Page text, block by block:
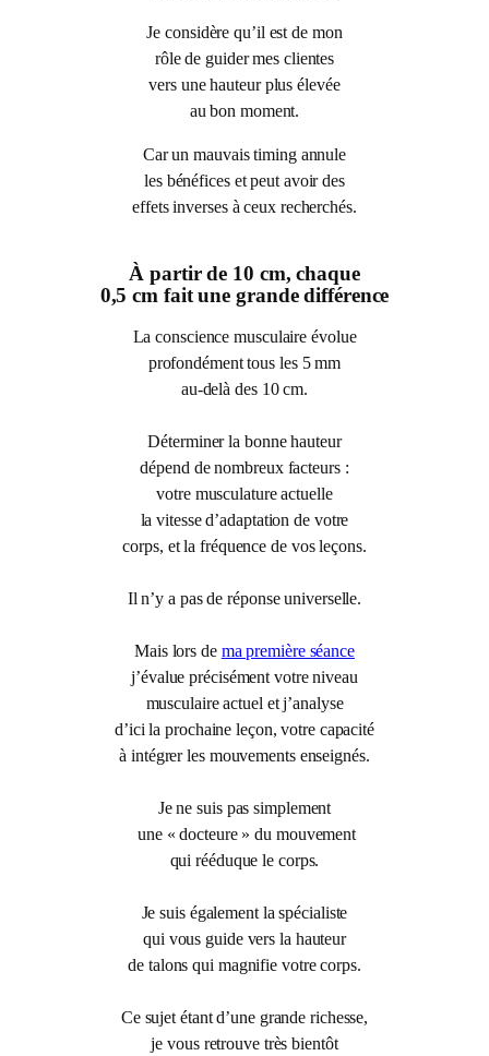
Je considère qu’il est de mon
rôle de guider mes clientes
vers une hauteur plus élevée
au bon moment.
Car un mauvais timing annule
les bénéfices et peut avoir des
effets inverses à ceux recherchés.
À partir de 10 cm, chaque
0,5 cm fait une grande différence
La conscience musculaire évolue
profondément tous les 5 mm
au-delà des 10 cm.
Déterminer la bonne hauteur
dépend de nombreux facteurs :
votre musculature actuelle
la vitesse d’adaptation de votre
corps, et la fréquence de vos leçons.
Il n’y a pas de réponse universelle.
Mais lors de ma première séance
j’évalue précisément votre niveau
musculaire actuel et j’analyse
d’ici la prochaine leçon, votre capacité
à intégrer les mouvements enseignés.
Je ne suis pas simplement
une « docteure » du mouvement
qui rééduque le corps.
Je suis également la spécialiste
qui vous guide vers la hauteur
de talons qui magnifie votre corps.
Ce sujet étant d’une grande richesse,
je vous retrouve très bientôt